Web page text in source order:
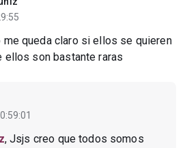
me queda claro si ellos se quieren
ellos son bastante raras
, Jsjs creo que todos somos